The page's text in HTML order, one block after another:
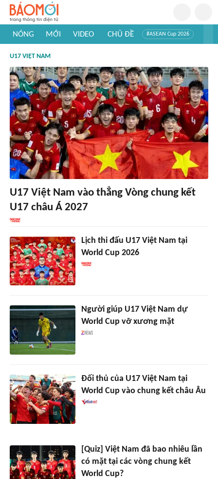
NÓNG MỚI VIDEO CHỦ ĐỀ #ASEAN Cup 2026
#Khám phá Việt Nam
U17 VIỆT NAM
U17 Việt Nam vào thẳng Vòng chung kết
U17 châu Á 2027
Lịch thi đấu U17 Việt Nam tại
World Cup 2026
Người giúp U17 Việt Nam dự
World Cup vỡ xương mặt
Đối thủ của U17 Việt Nam tại
World Cup vào chung kết châu Âu
[Quiz] Việt Nam đã bao nhiêu lần
có mặt tại các vòng chung kết
World Cup?